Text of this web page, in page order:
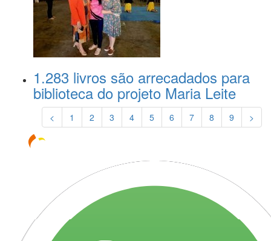
1.283 livros são arrecadados para
biblioteca do projeto Maria Leite
< 1 2 3 4 5 6 7 8 9 >